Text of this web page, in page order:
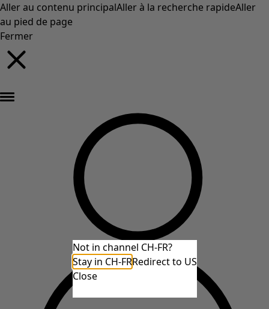
Aller au contenu principalAller à la recherche rapideAller
au pied de page
Fermer
Not in channel CH-FR?
Stay in CH-FRRedirect to US
Close